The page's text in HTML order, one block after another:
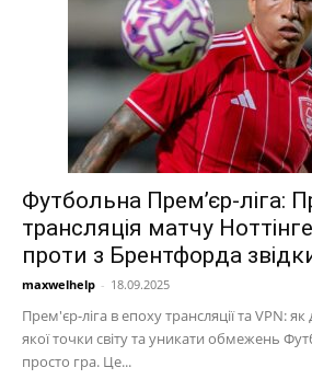
Футбольна Прем’єр-ліга:
трансляція матчу
проти з Брентфорда
maxwelhelp - 18.09.2025
Прем'єр-ліга в епоху трансляції та VPN:
якої точки світу та уникати обмежень
просто гра. Це...